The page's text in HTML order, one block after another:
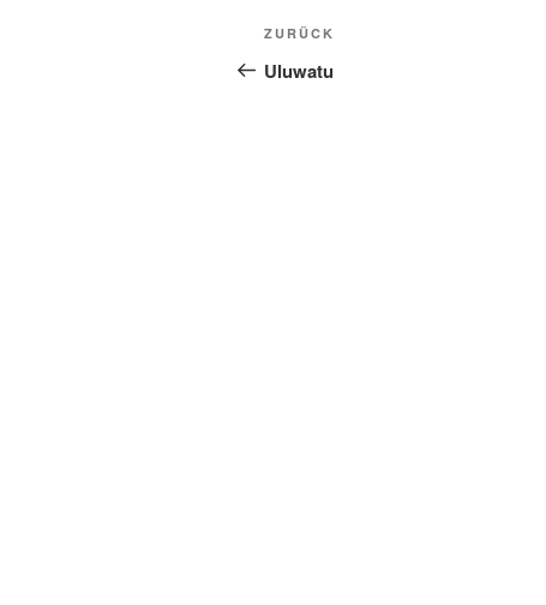
Beitragsnavigation
Vorheriger
Beitrag
ZURÜCK
Uluwatu